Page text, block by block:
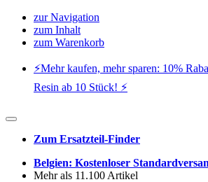
zur Navigation
zum Inhalt
zum Warenkorb
⚡️Mehr kaufen, mehr sparen: 10%
Resin ab 10 Stück! ⚡️
Zum Ersatzteil-Finder
Belgien: Kostenloser
Mehr als 11.100 Artikel